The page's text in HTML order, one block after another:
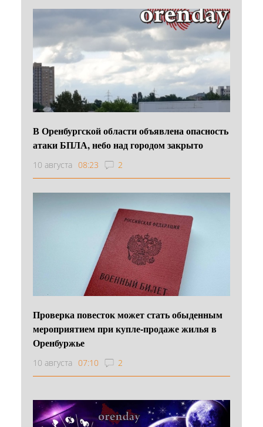
В Оренбургской области объявлена опасность
атаки БПЛА, небо над городом закрыто
10 августа 08:23 2
Проверка повесток может стать обыденным
мероприятием при купле-продаже жилья в
Оренбуржье
10 августа 07:10 2